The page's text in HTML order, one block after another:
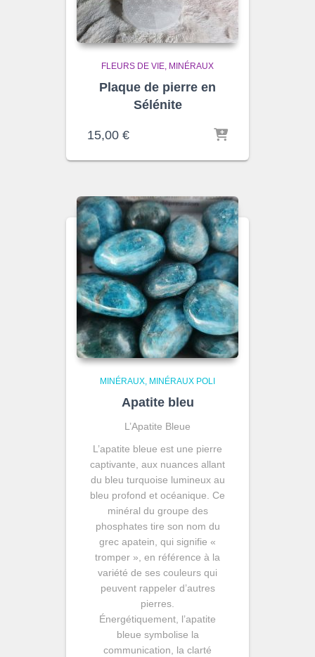
FLEURS DE VIE MINÉRAUX
Plaque de pierre en
Sélénite
15,00 €
MINÉRAUX MINÉRAUX POLI
Apatite bleu
L’Apatite Bleue
L’apatite bleue est une pierre
captivante, aux nuances allant
du bleu turquoise lumineux au
bleu profond et océanique. Ce
minéral du groupe des
phosphates tire son nom du
grec apatein, qui signifie «
tromper », en référence à la
variété de ses couleurs qui
peuvent rappeler d’autres
pierres.
Énergétiquement, l’apatite
bleue symbolise la
communication, la clarté